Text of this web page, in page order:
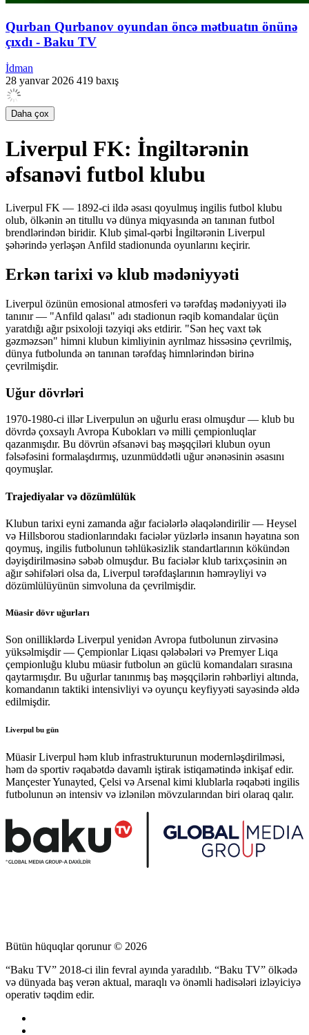
Qurban Qurbanov oyundan öncə mətbuatın önünə
çıxdı - Baku TV
İdman
28 yanvar 2026 419 baxış
Daha çox
Liverpul FK: İngiltərənin
əfsanəvi futbol klubu
Liverpul FK — 1892-ci ildə əsası qoyulmuş ingilis futbol klubu
olub, ölkənin ən titullu və dünya miqyasında ən tanınan futbol
brendlərindən biridir. Klub şimal-qərbi İngiltərənin Liverpul
şəhərində yerləşən Anfild stadionunda oyunlarını keçirir.
Erkən tarixi və klub mədəniyyəti
Liverpul özünün emosional atmosferi və tərəfdaş mədəniyyəti ilə
tanınır — "Anfild qalası" adı stadionun rəqib komandalar üçün
yaratdığı ağır psixoloji təzyiqi əks etdirir. "Sən heç vaxt tək
gəzməzsən" himni klubun kimliyinin ayrılmaz hissəsinə çevrilmiş,
dünya futbolunda ən tanınan tərəfdaş himnlərindən birinə
çevrilmişdir.
Uğur dövrləri
1970-1980-ci illər Liverpulun ən uğurlu erası olmuşdur — klub bu
dövrdə çoxsaylı Avropa Kubokları və milli çempionluqlar
qazanmışdır. Bu dövrün əfsanəvi baş məşqçiləri klubun oyun
fəlsəfəsini formalaşdırmış, uzunmüddətli uğur ənənəsinin əsasını
qoymuşlar.
Trajediyalar və dözümlülük
Klubun tarixi eyni zamanda ağır faciələrlə əlaqələndirilir — Heysel
və Hillsborou stadionlarındakı faciələr yüzlərlə insanın həyatına son
qoymuş, ingilis futbolunun təhlükəsizlik standartlarının kökündən
dəyişdirilməsinə səbəb olmuşdur. Bu faciələr klub tarixçəsinin ən
ağır səhifələri olsa da, Liverpul tərəfdaşlarının həmrəyliyi və
dözümlülüyünün simvoluna da çevrilmişdir.
Müasir dövr uğurları
Son onilliklərdə Liverpul yenidən Avropa futbolunun zirvəsinə
yüksəlmişdir — Çempionlar Liqası qələbələri və Premyer Liqa
çempionluğu klubu müasir futbolun ən güclü komandaları sırasına
qaytarmışdır. Bu uğurlar tanınmış baş məşqçilərin rəhbərliyi altında,
komandanın taktiki intensivliyi və oyunçu keyfiyyəti sayəsində əldə
edilmişdir.
Liverpul bu gün
Müasir Liverpul həm klub infrastrukturunun modernləşdirilməsi,
həm də sportiv rəqabətdə davamlı iştirak istiqamətində inkişaf edir.
Mançester Yunayted, Çelsi və Arsenal kimi klublarla rəqabəti ingilis
futbolunun ən intensiv və izlənilən mövzularından biri olaraq qalır.
Bütün hüquqlar qorunur © 2026
“Baku TV” 2018-ci ilin fevral ayında yaradılıb. “Baku TV” ölkədə
və dünyada baş verən aktual, maraqlı və önəmli hadisələri izləyiciyə
operativ təqdim edir.